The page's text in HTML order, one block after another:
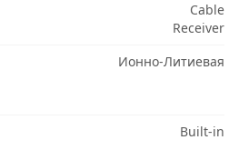
Cable
Receiver
Ионно-Литиевая
Built-in